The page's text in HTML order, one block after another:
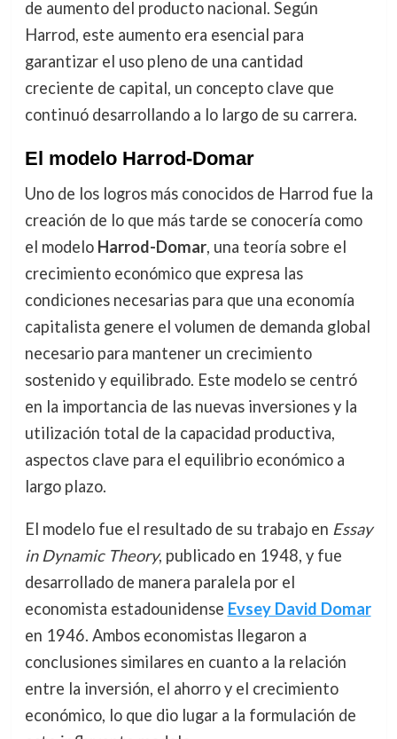
de aumento del producto nacional. Según
Harrod, este aumento era esencial para
garantizar el uso pleno de una cantidad
creciente de capital, un concepto clave que
continuó desarrollando a lo largo de su carrera.
El modelo Harrod-Domar
Uno de los logros más conocidos de Harrod fue la
creación de lo que más tarde se conocería como
el modelo Harrod-Domar, una teoría sobre el
crecimiento económico que expresa las
condiciones necesarias para que una economía
capitalista genere el volumen de demanda global
necesario para mantener un crecimiento
sostenido y equilibrado. Este modelo se centró
en la importancia de las nuevas inversiones y la
utilización total de la capacidad productiva,
aspectos clave para el equilibrio económico a
largo plazo.
El modelo fue el resultado de su trabajo en Essay
in Dynamic Theory, publicado en 1948, y fue
desarrollado de manera paralela por el
economista estadounidense Evsey David Domar
en 1946. Ambos economistas llegaron a
conclusiones similares en cuanto a la relación
entre la inversión, el ahorro y el crecimiento
económico, lo que dio lugar a la formulación de